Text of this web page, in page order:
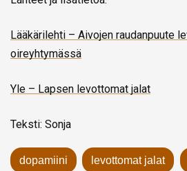
Lääkärilehti – Aivojen raudanpuute
oireyhtymässä
Yle – Lapsen levottomat jalat
Teksti: Sonja
dopamiini levottomat jalat